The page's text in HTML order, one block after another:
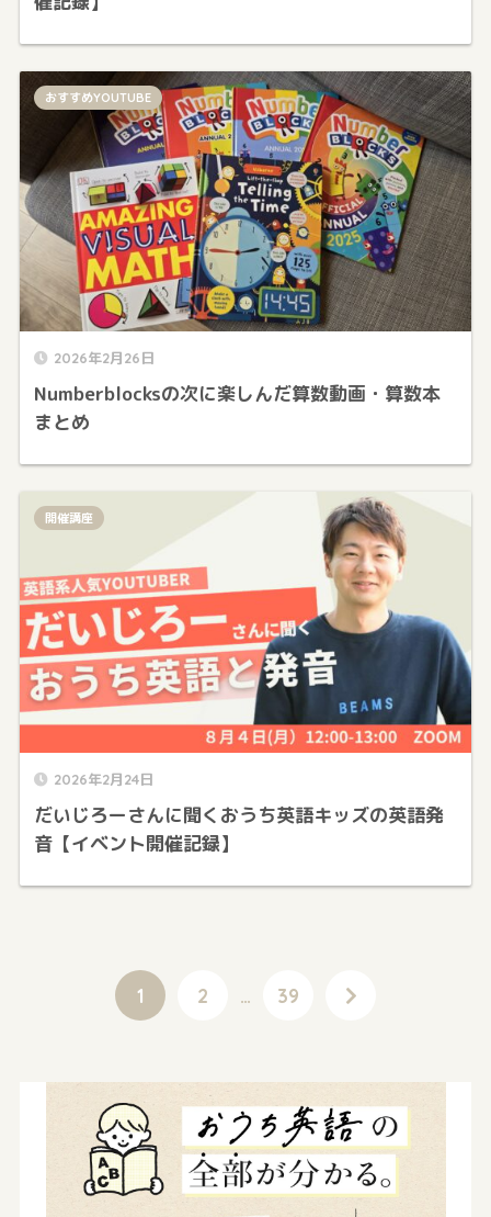
2026年2月26日
Numberblocksの次に楽しんだ算数動画・算数本
まとめ
おすすめYOUTUBE
2026年2月24日
だいじろーさんに聞くおうち英語キッズの英語発
音【イベント開催記録】
開催講座
1 2 … 39